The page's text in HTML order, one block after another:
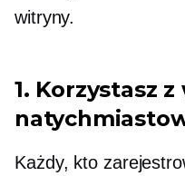
witryny.
1. Korzystasz
Każdy, kto